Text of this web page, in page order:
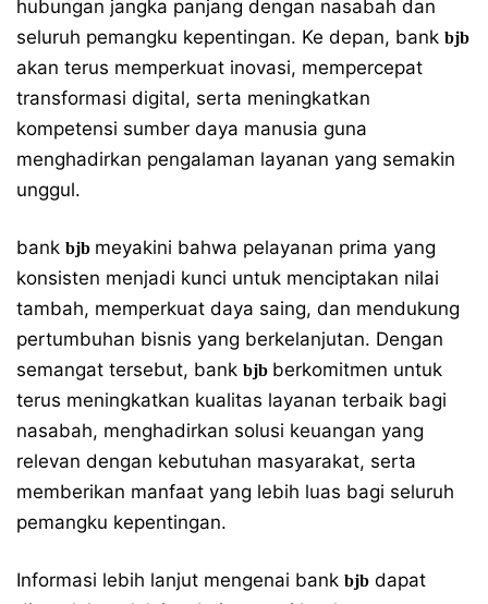
hubungan jangka panjang dengan nasabah dan
seluruh pemangku kepentingan. Ke depan, bank bjb
akan terus memperkuat inovasi, mempercepat
transformasi digital, serta meningkatkan
kompetensi sumber daya manusia guna
menghadirkan pengalaman layanan yang semakin
unggul.
bank bjb meyakini bahwa pelayanan prima yang
konsisten menjadi kunci untuk menciptakan nilai
tambah, memperkuat daya saing, dan mendukung
pertumbuhan bisnis yang berkelanjutan. Dengan
semangat tersebut, bank bjb berkomitmen untuk
terus meningkatkan kualitas layanan terbaik bagi
nasabah, menghadirkan solusi keuangan yang
relevan dengan kebutuhan masyarakat, serta
memberikan manfaat yang lebih luas bagi seluruh
pemangku kepentingan.
Informasi lebih lanjut mengenai bank bjb dapat